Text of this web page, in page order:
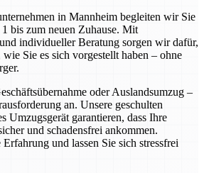
in Mannheim begleiten wir Sie
bis zum neuen Zuhause. Mit
individueller Beratung sorgen wir dafür,
Sie es sich vorgestellt haben – ohne
oder Auslandsumzug –
an. Unsere geschulten
Umzugsgerät garantieren, dass Ihre
und schadensfrei ankommen.
und lassen Sie sich stressfrei